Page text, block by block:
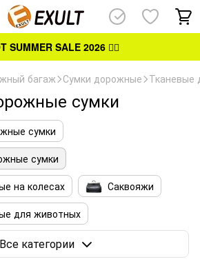
SUMMER SALE 2026👈🏻
багаж Сумки дорожные Тканевые
сумки
сумки
сумки
на колесах
Саквояжи
для животных
Все категории